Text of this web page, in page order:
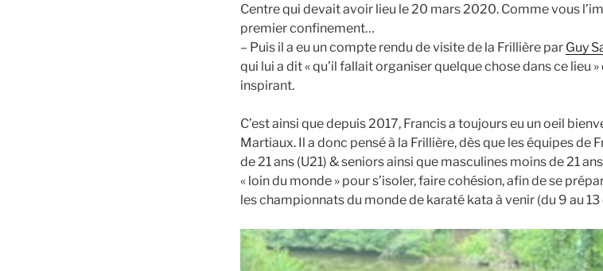
Centre qui devait avoir lieu le 20 mars 2020. Comme vous
premier confinement…
– Puis il a eu un compte rendu de visite de la Frillière par Guy
qui lui a dit « qu’il fallait organiser quelque chose dans ce lieu
inspirant.
C’est ainsi que depuis 2017, Francis a toujours eu un oeil
Martiaux. Il a donc pensé à la Frillière, dès que les équipes de
de 21 ans (U21) & seniors ainsi que masculines moins de 21
« loin du monde » pour s’isoler, faire cohésion, afin de se
les championnats du monde de karaté kata à venir (du 9 au